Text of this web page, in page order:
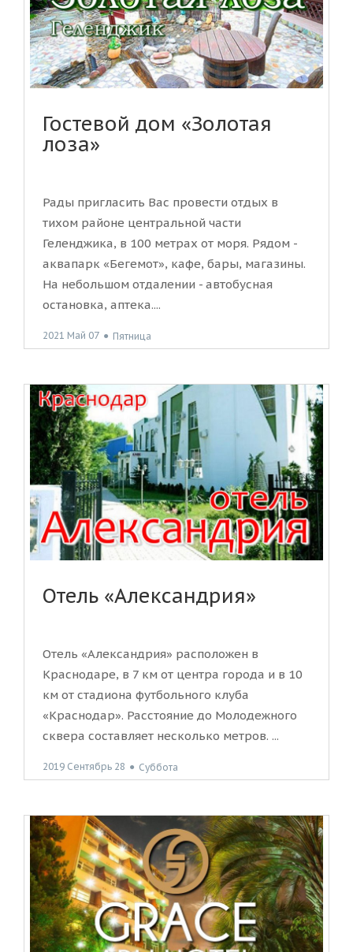
Гостевой дом «Золотая
лоза»
Рады пригласить Вас провести отдых в
тихом районе центральной части
Геленджика, в 100 метрах от моря. Рядом -
аквапарк «Бегемот», кафе, бары, магазины.
На небольшом отдалении - автобусная
остановка, аптека....
2021 Май 07 ● Пятница
Отель «Александрия»
Отель «Александрия» расположен в
Краснодаре, в 7 км от центра города и в 10
км от стадиона футбольного клуба
«Краснодар». Расстояние до Молодежного
сквера составляет несколько метров. ...
2019 Сентябрь 28 ● Суббота